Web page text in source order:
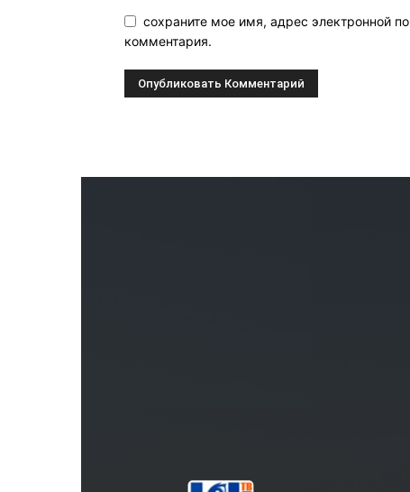
сохраните мое имя, адрес электронной
комментария.